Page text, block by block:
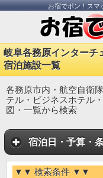
お宿でポン！ス
岐阜各務原インターチ
宿泊施設一覧
各務原市内・航空自衛
テル・ビジネスホテル
図・一覧から検索
宿泊日・予算・
▼▼ 検索条件 ▼▼